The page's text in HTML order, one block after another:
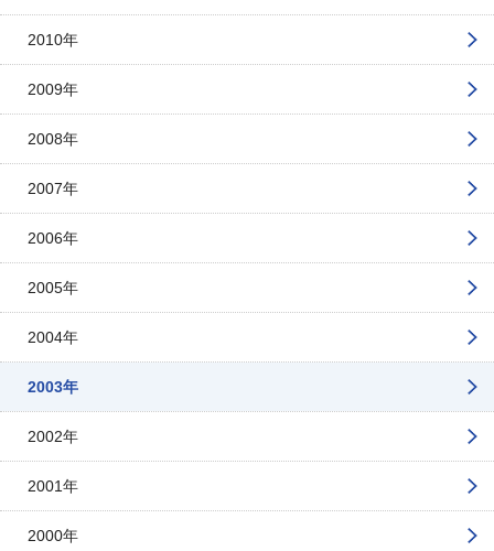
2010年
2009年
2008年
2007年
2006年
2005年
2004年
2003年
2002年
2001年
2000年